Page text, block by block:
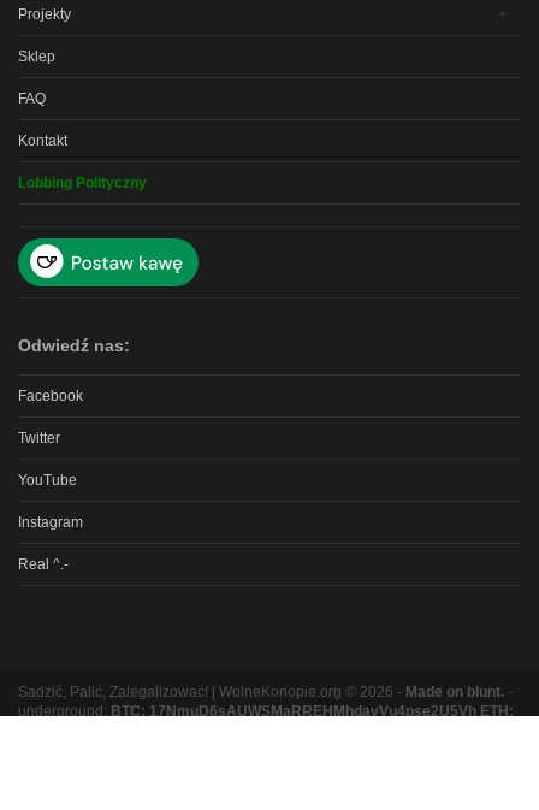
Projekty
Sklep
FAQ
Kontakt
Lobbing Polityczny
Odwiedź nas:
Facebook
Twitter
YouTube
Instagram
Real ^.-
Sadzić, Palić, Zalegalizować! | WolneKonopie.org © 2026 - Made on blunt. -
underground: BTC: 17NmuD6sAUWSMaRREHMhdavVu4pse2U5Vh ETH: